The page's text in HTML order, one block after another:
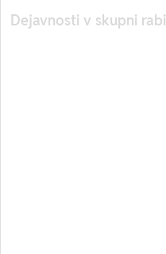
Dejavnosti v skupni rabi